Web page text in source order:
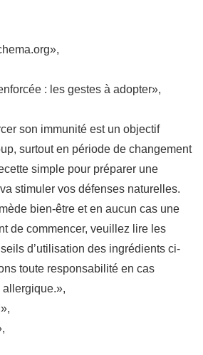
: les gestes à adopter»,
son immunité est un objectif
surtout en période de changement
simple pour préparer une
stimuler vos défenses naturelles.
bien-être et en aucun cas une
de commencer, veuillez lire les
d’utilisation des ingrédients ci-
toute responsabilité en cas
allergique.»,